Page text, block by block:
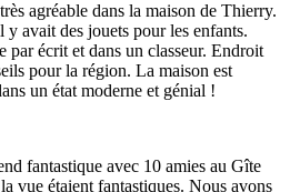
agréable dans la maison de Thierry.
y avait des jouets pour les enfants.
par écrit et dans un classeur. Endroit
pour la région. La maison est
un état moderne et génial !
fantastique avec 10 amies au Gîte
vue étaient fantastiques. Nous avons